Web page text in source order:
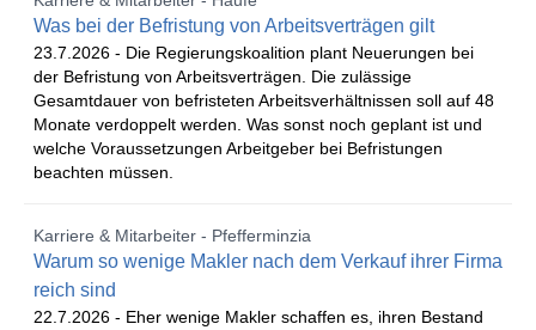
Was bei der Befristung von Arbeitsverträgen gilt
23.7.2026 - Die Regierungskoalition plant Neuerungen bei
der Befristung von Arbeitsverträgen. Die zulässige
Gesamtdauer von befristeten Arbeitsverhältnissen soll auf 48
Monate verdoppelt werden. Was sonst noch geplant ist und
welche Voraussetzungen Arbeitgeber bei Befristungen
beachten müssen.
Karriere & Mitarbeiter - Pfefferminzia
Warum so wenige Makler nach dem Verkauf ihrer Firma
reich sind
22.7.2026 - Eher wenige Makler schaffen es, ihren Bestand